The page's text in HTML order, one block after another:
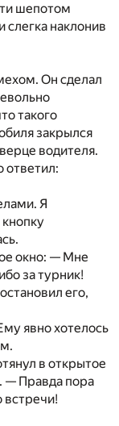
шепотом
слегка наклонив
Он сделал
такого
закрылся
водителя.
ответил:
Я
окно: — Мне
за турник!
его,
явно хотелось
в открытое
— Правда пора
встречи!